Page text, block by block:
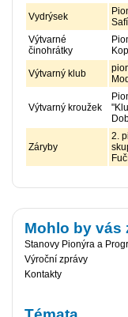
Vydrýsek
Výtvarné
činohrátky
Výtvarný klub
Výtvarný kroužek
Záryby
2.
Mohlo by vás
Stanovy Pionýra a
Výroční zprávy
Kontakty